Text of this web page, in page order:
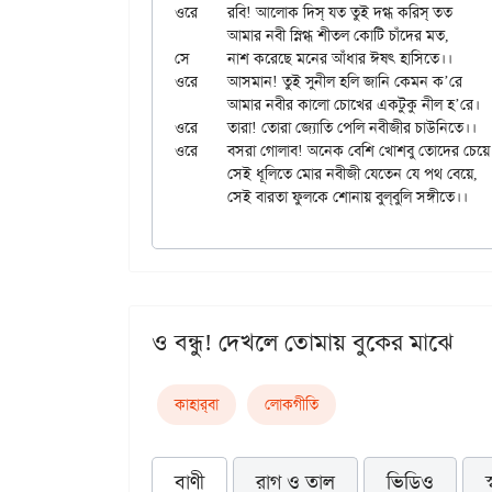
ওরে	রবি! আলোক দিস্ যত তুই দগ্ধ করিস্ তত
	আমার নবী স্নিগ্ধ শীতল কোটি চাঁদের মত,
সে	নাশ করেছে মনের আঁধার ঈষৎ হাসিতে।।
ওরে	আসমান! তুই সুনীল হলি জানি কেমন ক’রে
	আমার নবীর কালো চোখের একটুকু নীল হ’রে।
ওরে	তারা! তোরা জ্যোতি পেলি নবীজীর চাউনিতে।।
ওরে	বসরা গোলাব! অনেক বেশি খোশবু তোদের চেয়ে
ও বন্ধু! দেখলে তোমায় বুকের মাঝে
কাহার্‌বা লোকগীতি
বাণী রাগ ও তাল ভিডিও